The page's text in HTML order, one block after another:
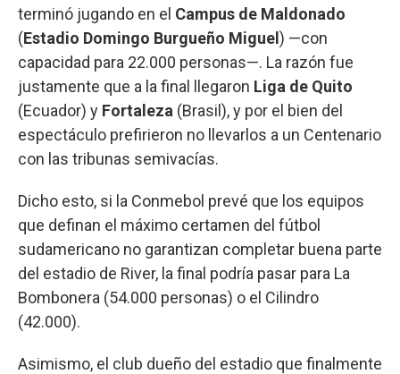
terminó jugando en el Campus de Maldonado
(Estadio Domingo Burgueño Miguel ) —con
capacidad para 22.000 personas—. La razón fue
justamente que a la final llegaron Liga de Quito
(Ecuador) y Fortaleza (Brasil), y por el bien del
espectáculo prefirieron no llevarlos a un Centenario
con las tribunas semivacías.
Dicho esto, si la Conmebol prevé que los equipos
que definan el máximo certamen del fútbol
sudamericano no garantizan completar buena parte
del estadio de River, la final podría pasar para La
Bombonera (54.000 personas) o el Cilindro
(42.000).
Asimismo, el club dueño del estadio que finalmente